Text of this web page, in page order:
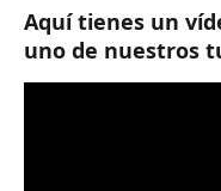
Aquí tienes un
uno de nuestros